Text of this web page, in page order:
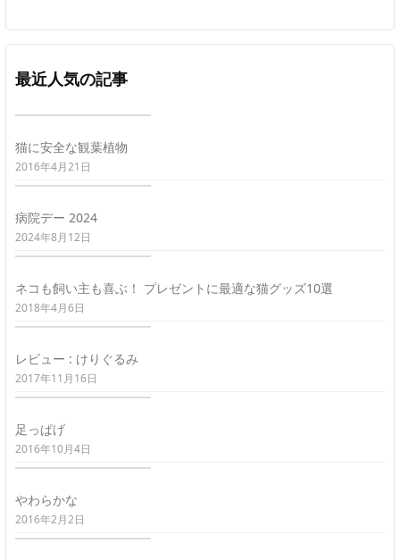
最近人気の記事
猫に安全な観葉植物
2016年4月21日
病院デー 2024
2024年8月12日
ネコも飼い主も喜ぶ！ プレゼントに最適な猫グッズ10選
2018年4月6日
レビュー : けりぐるみ
2017年11月16日
足っぱげ
2016年10月4日
やわらかな
2016年2月2日